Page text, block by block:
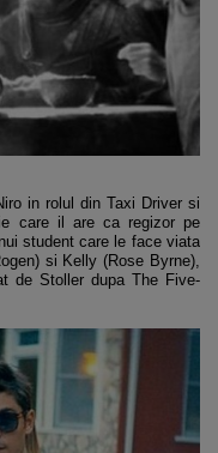
in rolul din Taxi Driver si
care il are ca regizor pe
student care le face viata
si Kelly (Rose Byrne),
de Stoller dupa The Five-